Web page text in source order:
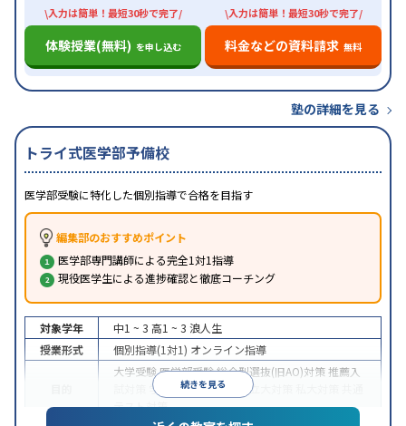
\入力は簡単！最短30秒で完了/
体験授業(無料) を申し込む
\入力は簡単！最短30秒で完了/
料金などの資料請求 無料
塾の詳細を見る
トライ式医学部予備校
医学部受験に特化した個別指導で合格を目指す
編集部のおすすめポイント
医学部専門講師による完全1対1指導
現役医学生による進捗確認と徹底コーチング
続きを見る
対象学年 中1 ~ 3 高1 ~ 3 浪人生
授業形式
個別指導(1対1) オンライン指導
大学受験医学部受験総合型選抜(旧AO)対策推薦入
学校別特化対策 国公立大対策
テスト対策